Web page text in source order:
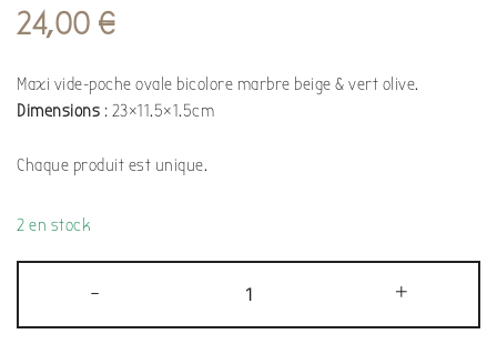
24,00 €
Maxi vide-poche ovale bicolore marbre beige & vert olive.
Dimensions : 23×11.5×1.5cm
Chaque produit est unique.
2 en stock
- +